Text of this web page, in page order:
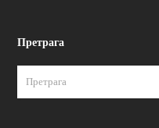
Претрага